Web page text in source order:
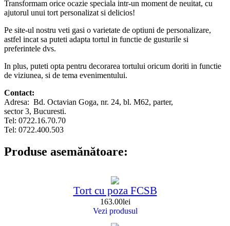
Transformam orice ocazie speciala intr-un moment de neuitat, cu
ajutorul unui tort personalizat si delicios!
Pe site-ul nostru veti gasi o varietate de optiuni de personalizare,
astfel incat sa puteti adapta tortul in functie de gusturile si
preferintele dvs.
In plus, puteti opta pentru decorarea tortului oricum doriti in functie
de viziunea, si de tema evenimentului.
Contact:
Adresa: Bd. Octavian Goga, nr. 24, bl. M62, parter,
sector 3, Bucuresti.
Tel: 0722.16.70.70
Tel: 0722.400.503
Produse asemănătoare:
Tort cu poza FCSB
163.00lei
Vezi produsul